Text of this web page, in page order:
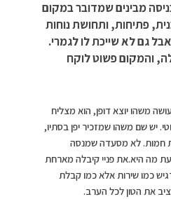
מבינים שמדובר במקום
פתיחות, ותחושת נוחות
גם לא שייכת לו לגמרי.
והמקום פשוט לוקח
עושה משהו יוצא דופן, הוא מצליח
יש שם משהו שמזכיר יפן בסתיו,
חמות. לא מסעדה שמנסה
מה היא.את פניי קיבלה מארחת
כמו שירות אלא כמו קבלת
את הטון לכל הערב.